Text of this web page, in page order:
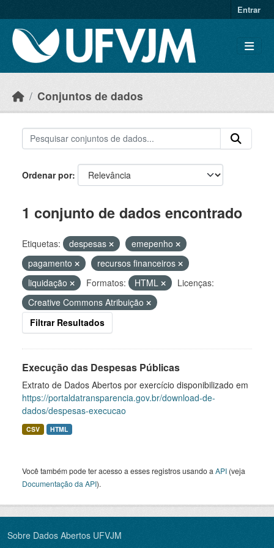
Entrar
Conjuntos de dados
Ordenar por
1 conjunto de dados encontrado
Etiquetas: despesas
emepenho
pagamento
recursos financeiros
liquidação
Formatos: HTML
Licenças:
Creative Commons Atribuição
Filtrar Resultados
Execução das Despesas Públicas
Extrato de Dados Abertos por exercício disponibilizado em
https://portaldatransparencia.gov.br/download-de-
dados/despesas-execucao
CSV HTML
Você também pode ter acesso a esses registros usando a API (veja
Documentação da API).
Sobre Dados Abertos UFVJM